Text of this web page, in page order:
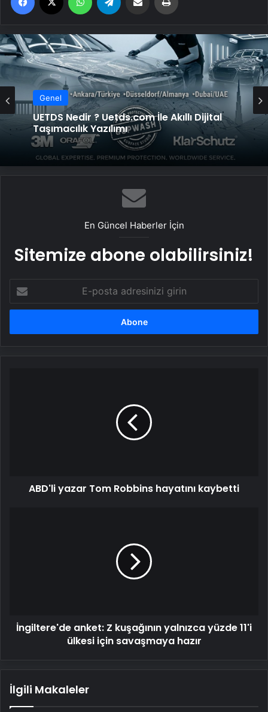
Genel
UETDS Nedir ? Uetds.com İle Akıllı Dijital
Taşımacılık Yazılımı
En Güncel Haberler İçin
Sitemize abone olabilirsiniz!
posta
adresinizi
ABD'li yazar Tom Robbins hayatını kaybetti
savaşmaya
İngiltere'de anket: Z kuşağının yalnızca yüzde 11'i
ülkesi için savaşmaya hazır
İlgili Makaleler